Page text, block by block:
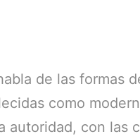
de las formas
como
autoridad, con las